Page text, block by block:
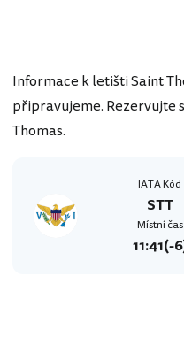
Informace k letišti Saint
připravujeme. Rezervujte
Thomas.
IATA Kód
STT
Místní čas
11:41(-